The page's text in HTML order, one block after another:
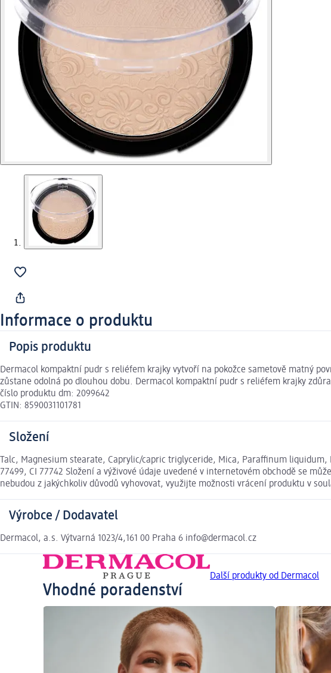
Informace o produktu
Popis produktu
Dermacol kompaktní pudr s reliéfem krajky vytvoří na pokožce sametově matný
zůstane odolná po dlouhou dobu. Dermacol kompaktní pudr s reliéfem krajky
číslo produktu dm: 2099642
GTIN: 8590031101781
Složení
Talc, Magnesium stearate, Caprylic/capric triglyceride, Mica, Paraffinum
77499, CI 77742 Složení a výživové údaje uvedené v internetovém obchodě se
nebudou z jakýchkoliv důvodů vyhovovat, využijte možnosti vrácení produktu v
Výrobce / Dodavatel
Dermacol, a.s. Výtvarná 1023/4,161 00 Praha 6 info@dermacol.cz
Další produkty od Dermacol
Vhodné poradenství